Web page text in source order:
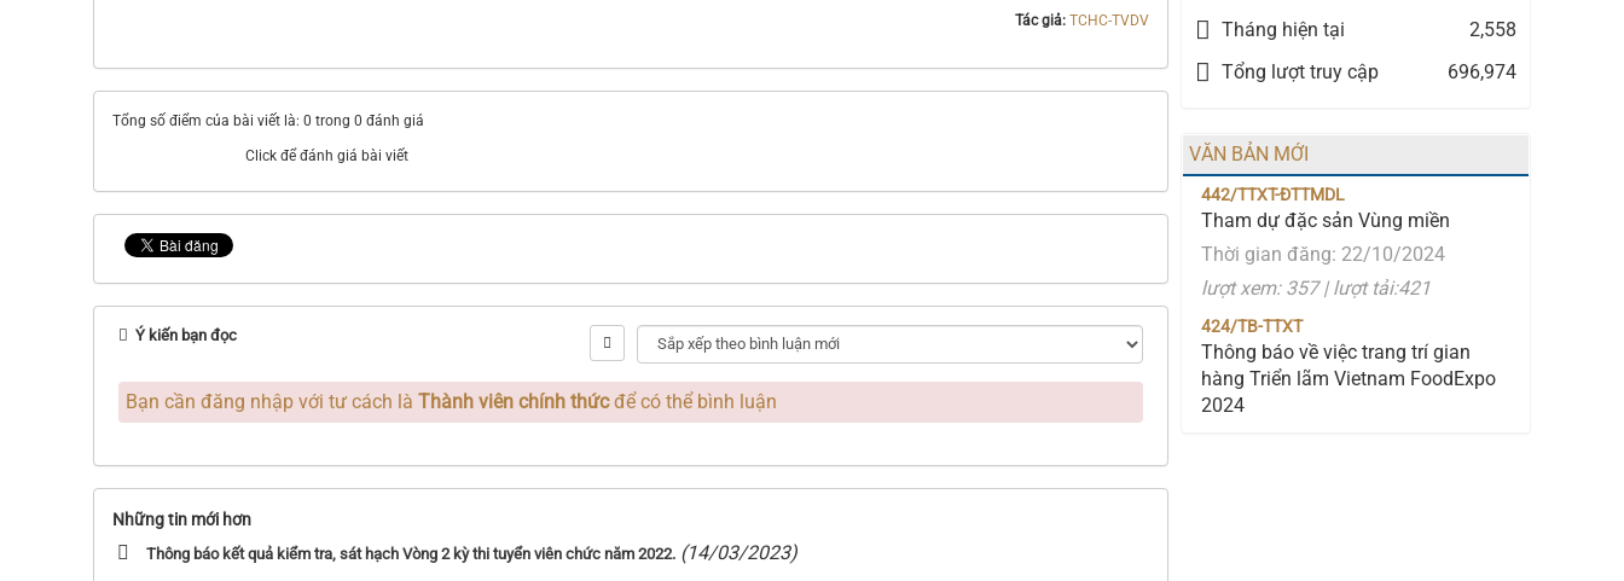
Tác giả: TCHC-TVDV
Tổng số điểm của bài viết là: 0 trong 0 đánh giá
Click để đánh giá bài viết
Ý kiến bạn đọc
Bạn cần đăng nhập với tư cách là Thành viên chính thứcđể có thể bình luận
Những tin mới hơn
Thông báo kết quả kiểm tra, sát hạch Vòng 2 kỳ thi tuyển viên chức năm 2022. (14/03/2023)
Tháng hiện tại
2,558
Tổng lượt truy cập
696,974
VĂN BẢN MỚI
442/TTXT-ĐTTMDL
Tham dự đặc sản Vùng miền
Thời gian đăng: 22/10/2024
lượt xem: 357 | lượt tải:421
424/TB-TTXT
Thông báo về việc trang trí gian
hàng Triển lãm Vietnam FoodExpo
2024